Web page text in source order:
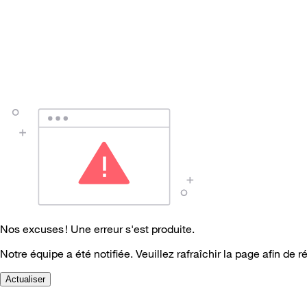
Nos excuses ! Une erreur s'est produite.
Notre équipe a été notifiée. Veuillez rafraîchir la page afin de
Actualiser